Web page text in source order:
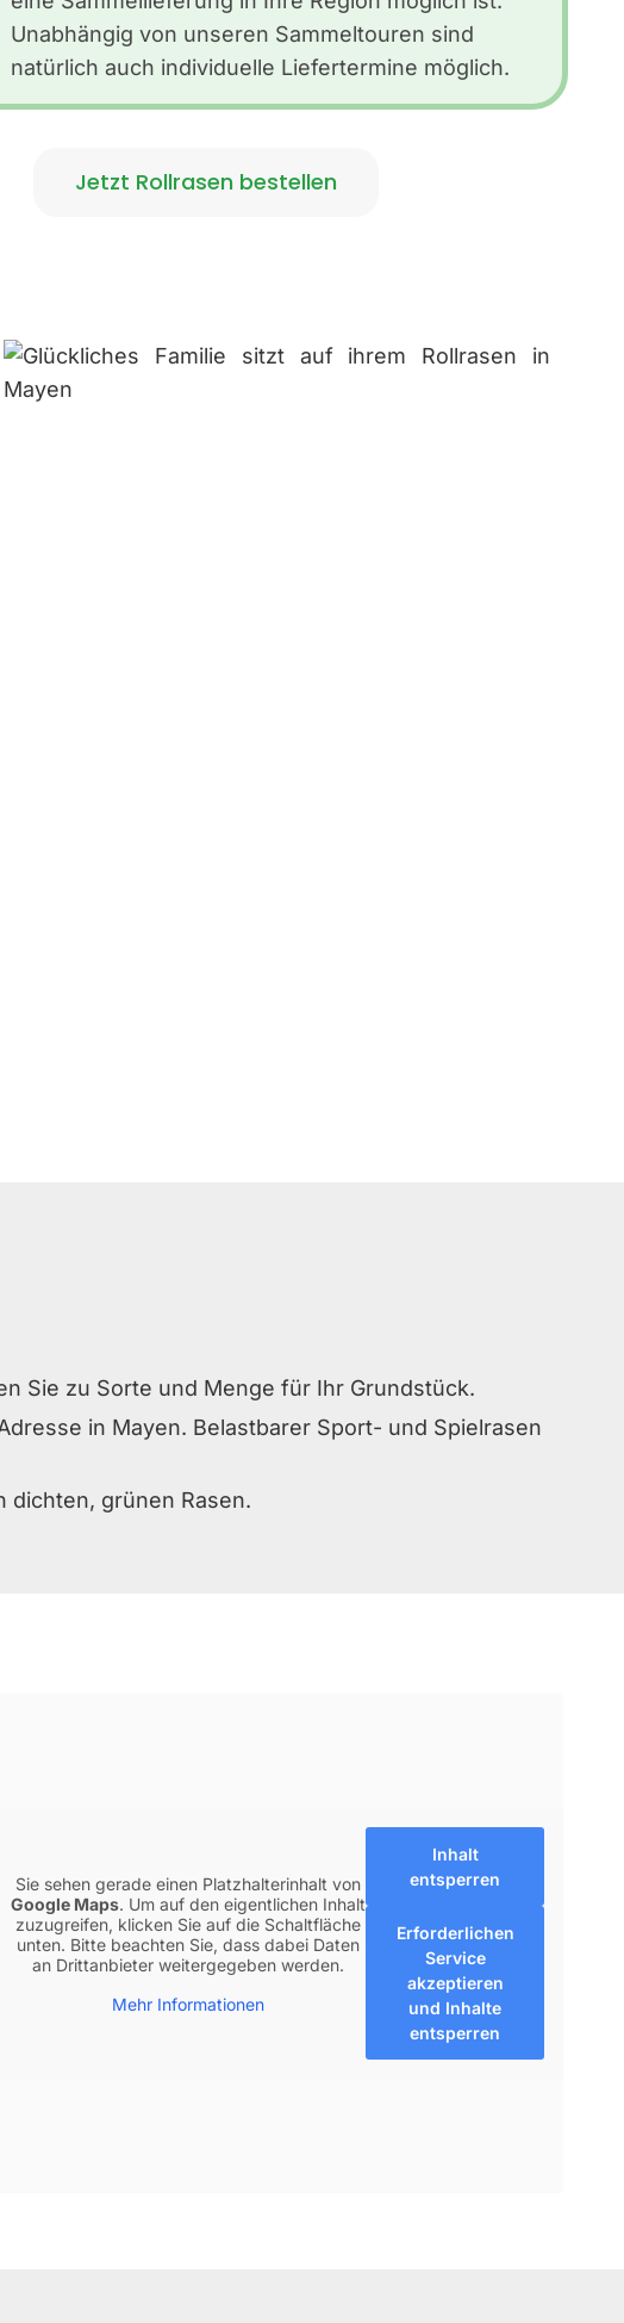
Unabhängig von unseren Sammeltouren sind
natürlich auch individuelle Liefertermine möglich.
Jetzt Rollrasen bestellen
Sie zu Sorte und Menge für Ihr Grundstück.
in Mayen. Belastbarer Sport- und Spielrasen
dichten, grünen Rasen.
Sie sehen gerade einen Platzhalterinhalt von
Google Maps. Um auf den eigentlichen Inhalt
zuzugreifen, klicken Sie auf die Schaltfläche
unten. Bitte beachten Sie, dass dabei Daten
an Drittanbieter weitergegeben werden.
Mehr Informationen
Inhalt
entsperren
Erforderlichen
Service
akzeptieren
und Inhalte
entsperren